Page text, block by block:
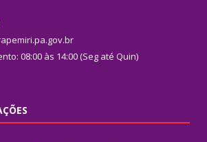
08:00 às 14:00 (Seg até Quin)